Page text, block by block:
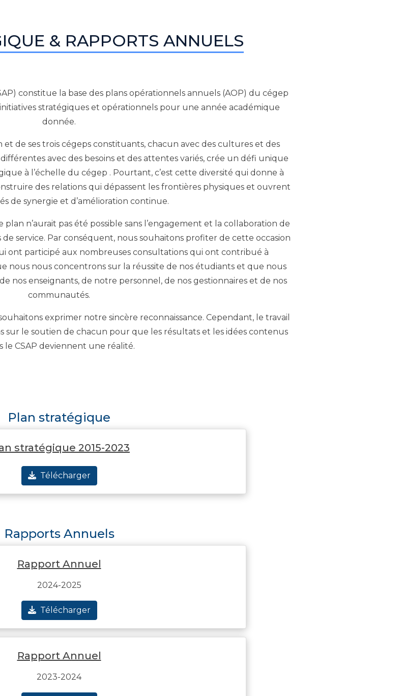
& RAPPORTS ANNUELS
constitue la base des plans opérationnels annuels (AOP) du cégep
stratégiques et opérationnels pour une année académique
donnée.
de ses trois cégeps constituants, chacun avec des cultures et des
avec des besoins et des attentes variés, crée un défi unique
à l’échelle du cégep . Pourtant, c’est cette diversité qui donne à
des relations qui dépassent les frontières physiques et ouvrent
de synergie et d’amélioration continue.
n’aurait pas été possible sans l’engagement et la collaboration de
service. Par conséquent, nous souhaitons profiter de cette occasion
ont participé aux nombreuses consultations qui ont contribué à
nous nous concentrons sur la réussite de nos étudiants et que nous
nos enseignants, de notre personnel, de nos gestionnaires et de nos
communautés.
exprimer notre sincère reconnaissance. Cependant, le travail
sur le soutien de chacun pour que les résultats et les idées contenus
le CSAP deviennent une réalité.
Plan stratégique
stratégique 2015-2023
Télécharger
Rapports Annuels
Rapport Annuel
2024-2025
Télécharger
Rapport Annuel
2023-2024